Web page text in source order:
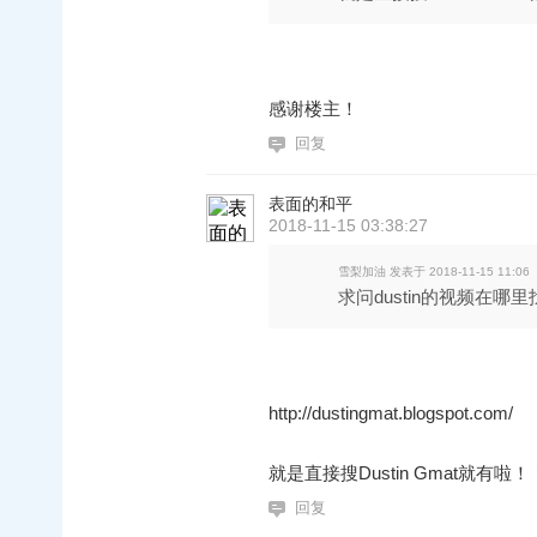
感谢楼主！
回复
表面的和平
2018-11-15 03:38:27
雪梨加油 发表于 2018-11-15 11:06
求问dustin的视频在哪里
http://dustingmat.blogspot.com/
就是直接搜Dustin Gmat就有啦！
回复